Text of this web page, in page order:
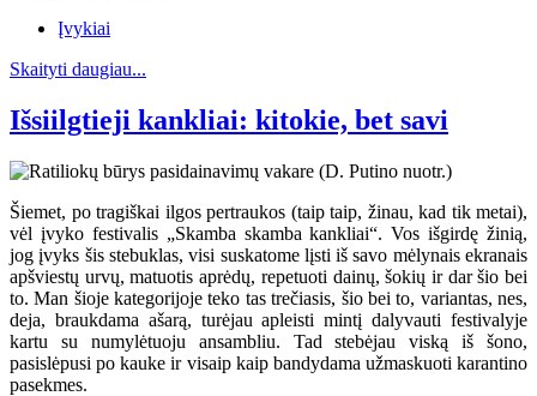
Įvykiai
Skaityti daugiau...
Išsiilgtieji kankliai: kitokie, bet savi
Šiemet, po tragiškai ilgos pertraukos (taip taip, žinau, kad tik metai),
vėl įvyko festivalis „Skamba skamba kankliai“. Vos išgirdę žinią,
jog įvyks šis stebuklas, visi suskatome lįsti iš savo mėlynais ekranais
apšviestų urvų, matuotis aprėdų, repetuoti dainų, šokių ir dar šio bei
to. Man šioje kategorijoje teko tas trečiasis, šio bei to, variantas, nes,
deja, braukdama ašarą, turėjau apleisti mintį dalyvauti festivalyje
kartu su numylėtuoju ansambliu. Tad stebėjau viską iš šono,
pasislėpusi po kauke ir visaip kaip bandydama užmaskuoti karantino
pasekmes.